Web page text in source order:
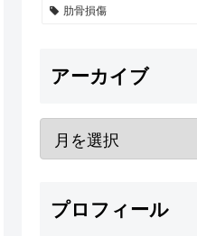
肋骨損傷
アーカイブ
プロフィール